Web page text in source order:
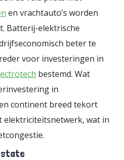
en vrachtauto’s worden
Batterij-elektrische
beter te
voor investeringen in
bestemd. Wat
in
continent breed tekort
elektriciteitsnetwerk, wat in